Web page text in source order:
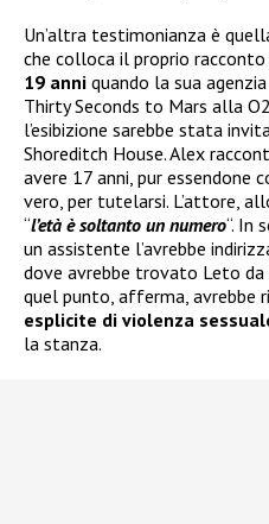
Un’altra testimonianza è
che colloca il proprio
19 anni quando la sua
Thirty Seconds to Mars alla
l’esibizione sarebbe stata
Shoreditch House. Alex
avere 17 anni, pur essendone
vero, per tutelarsi. L’attore,
“l’età è soltanto un numero“. In
un assistente l’avrebbe
dove avrebbe trovato Leto da
quel punto, afferma, avrebbe
esplicite di violenza
la stanza.